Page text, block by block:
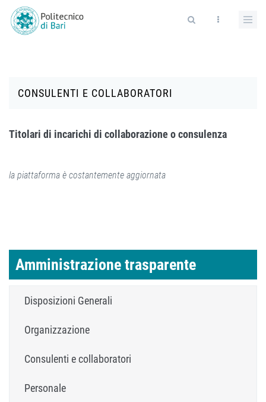
Salta al contenuto principale
CONSULENTI E COLLABORATORI
Titolari di incarichi di collaborazione o consulenza
la piattaforma è costantemente aggiornata
Amministrazione trasparente
Disposizioni Generali
Organizzazione
Consulenti e collaboratori
Personale